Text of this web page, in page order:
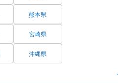
熊本県
宮崎県
沖縄県